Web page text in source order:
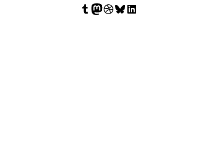
Tumblr Mastodon Dribbble Bluesky LinkedIn